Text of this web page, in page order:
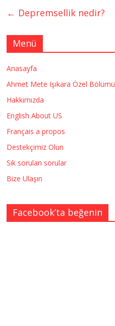
← Depremsellik nedir?
Menü
Anasayfa
Ahmet Mete Işıkara Özel Bölümü
Hakkımızda
English About US
Français a propos
Destekçimiz Olun
Sık sorulan sorular
Bize Ulaşın
Facebook’ta beğenin